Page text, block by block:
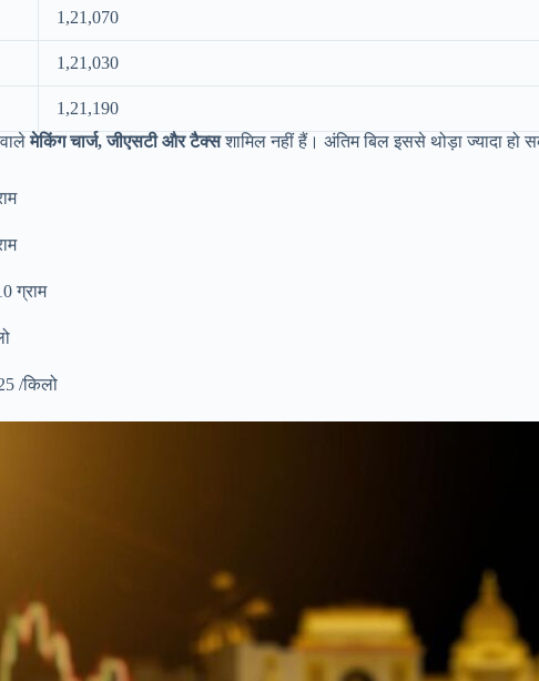
1,21,070
1,21,030
1,21,190
वालेमेकिंग चार्ज, जीएसटी और टैक्सशामिल नहीं हैं। अंतिम बिल इससे थोड़ा ज्यादा हो
ग्राम
/किलो